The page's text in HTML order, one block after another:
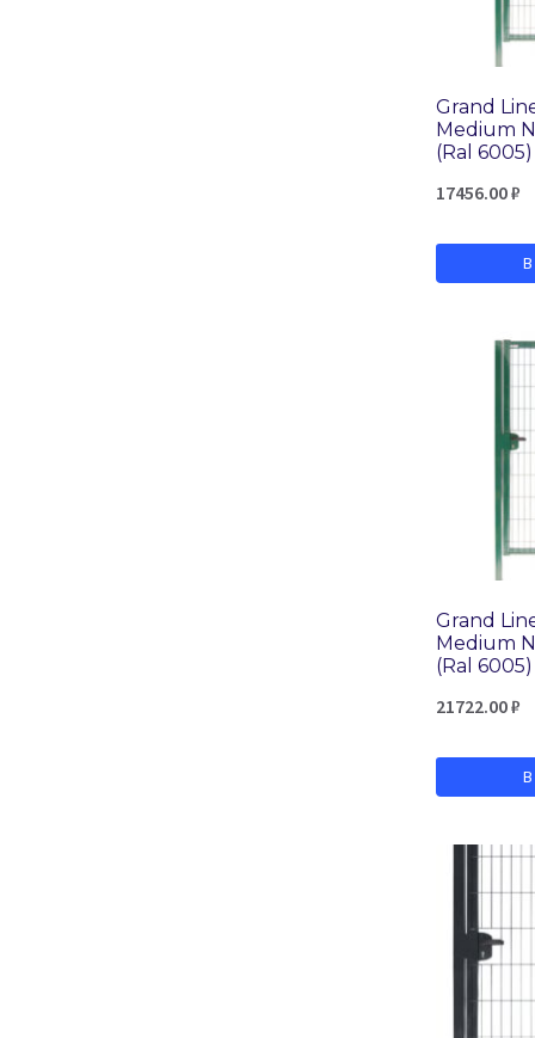
Grand
Medium
(Ral 6005)
17456.00₽
Grand
Medium
(Ral 6005)
21722.00₽